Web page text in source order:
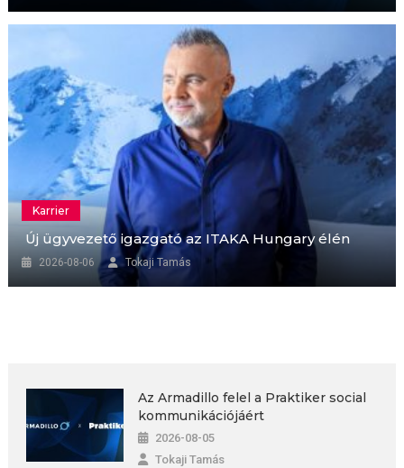
Karrier
Új ügyvezető igazgató az ITAKA Hungary élén
2026-08-06 Tokaji Tamás
Az Armadillo felel a Praktiker social
kommunikációjáért
2026-08-05
Tokaji Tamás